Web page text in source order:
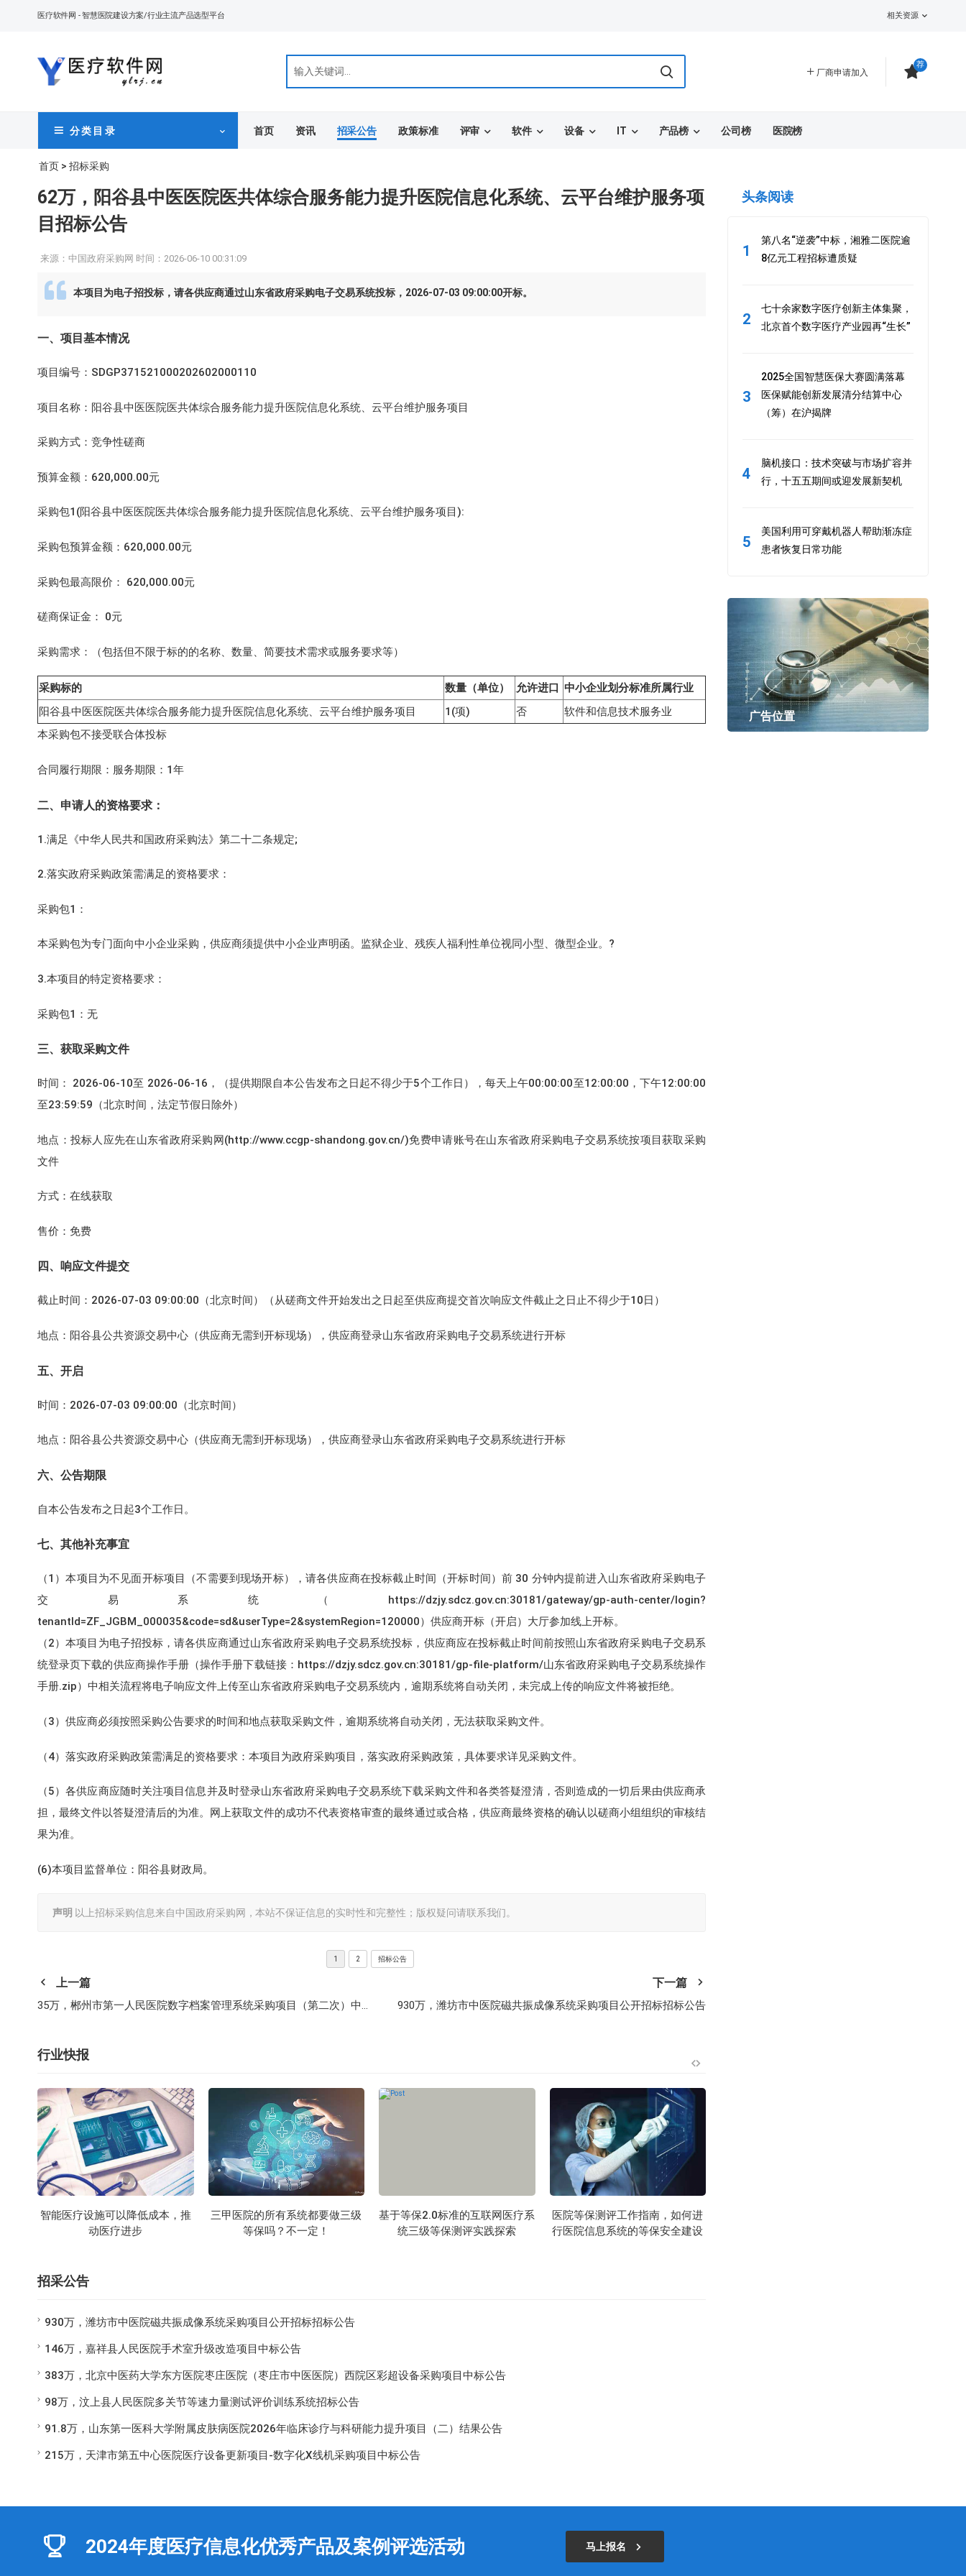
医疗软件网 - 智慧医院建设方案/行业主流产品选型平台 相关资源
厂商申请加入
荐
分 类 目 录 首页 资讯 招采公告 政策标准 评审 软件 设备 IT 产品榜 公司榜 医院榜
首页 > 招标采购
62万，阳谷县中医医院医共体综合服务能力提升医院信息化系统、云平台维护服务项
目招标公告
来源：中国政府采购网 时间：2026-06-10 00:31:09
本项目为电子招投标，请各供应商通过山东省政府采购电子交易系统投标，2026-07-03 09:00:00开标。
一、项目基本情况
项目编号：SDGP371521000202602000110
项目名称：阳谷县中医医院医共体综合服务能力提升医院信息化系统、云平台维护服务项目
采购方式：竞争性磋商
预算金额：620,000.00元
采购包1(阳谷县中医医院医共体综合服务能力提升医院信息化系统、云平台维护服务项目):
采购包预算金额：620,000.00元
采购包最高限价： 620,000.00元
磋商保证金： 0元
采购需求：（包括但不限于标的的名称、数量、简要技术需求或服务要求等）
采购标的 数量（单位） 允许进口 中小企业划分标准所属行业
阳谷县中医医院医共体综合服务能力提升医院信息化系统、云平台维护服务项目
1(项) 否
软件和信息技术服务业
本采购包不接受联合体投标
合同履行期限：服务期限：1年
二、申请人的资格要求：
1.满足《中华人民共和国政府采购法》第二十二条规定;
2.落实政府采购政策需满足的资格要求：
采购包1：
本采购包为专门面向中小企业采购，供应商须提供中小企业声明函。监狱企业、残疾人福利性单位视同小型、微型企业。?
3.本项目的特定资格要求：
采购包1：无
三、获取采购文件
时间： 2026-06-10至 2026-06-16，（提供期限自本公告发布之日起不得少于5个工作日），每天上午00:00:00至12:00:00，下午12:00:00
至23:59:59（北京时间，法定节假日除外）
地点：投标人应先在山东省政府采购网(http://www.ccgp-shandong.gov.cn/)免费申请账号在山东省政府采购电子交易系统按项目获取采购
文件
方式：在线获取
售价：免费
四、响应文件提交
截止时间：2026-07-03 09:00:00（北京时间）（从磋商文件开始发出之日起至供应商提交首次响应文件截止之日止不得少于10日）
地点：阳谷县公共资源交易中心（供应商无需到开标现场），供应商登录山东省政府采购电子交易系统进行开标
五、开启
时间：2026-07-03 09:00:00（北京时间）
地点：阳谷县公共资源交易中心（供应商无需到开标现场），供应商登录山东省政府采购电子交易系统进行开标
六、公告期限
自本公告发布之日起3个工作日。
七、其他补充事宜
（1）本项目为不见面开标项目（不需要到现场开标），请各供应商在投标截止时间（开标时间）前 30 分钟内提前进入山东省政府采购电子
交易系统（https://dzjy.sdcz.gov.cn:30181/gateway/gp-auth-center/login?
tenantId=ZF_JGBM_000035&code=sd&userType=2&systemRegion=120000）供应商开标（开启）大厅参加线上开标。
（2）本项目为电子招投标，请各供应商通过山东省政府采购电子交易系统投标，供应商应在投标截止时间前按照山东省政府采购电子交易系
统登录页下载的供应商操作手册（操作手册下载链接：https://dzjy.sdcz.gov.cn:30181/gp-file-platform/山东省政府采购电子交易系统操作
手册.zip）中相关流程将电子响应文件上传至山东省政府采购电子交易系统内，逾期系统将自动关闭，未完成上传的响应文件将被拒绝。
（3）供应商必须按照采购公告要求的时间和地点获取采购文件，逾期系统将自动关闭，无法获取采购文件。
（4）落实政府采购政策需满足的资格要求：本项目为政府采购项目，落实政府采购政策，具体要求详见采购文件。
（5）各供应商应随时关注项目信息并及时登录山东省政府采购电子交易系统下载采购文件和各类答疑澄清，否则造成的一切后果由供应商承
担，最终文件以答疑澄清后的为准。网上获取文件的成功不代表资格审查的最终通过或合格，供应商最终资格的确认以磋商小组组织的审核结
果为准。
(6)本项目监督单位：阳谷县财政局。
声明 以上招标采购信息来自中国政府采购网，本站不保证信息的实时性和完整性；版权疑问请联系我们。
1 2 招标公告
上一篇
35万，郴州市第一人民医院数字档案管理系统采购项目（第二次）中标公告
下一篇
930万，潍坊市中医院磁共振成像系统采购项目公开招标招标公告
行业快报
智能医疗设施可以降低成本，推
动医疗进步
三甲医院的所有系统都要做三级
等保吗？不一定！
基于等保2.0标准的互联网医疗系
统三级等保测评实践探索
医院等保测评工作指南，如何进
行医院信息系统的等保安全建设
招采公告
930万，潍坊市中医院磁共振成像系统采购项目公开招标招标公告
146万，嘉祥县人民医院手术室升级改造项目中标公告
383万，北京中医药大学东方医院枣庄医院（枣庄市中医医院）西院区彩超设备采购项目中标公告
98万，汶上县人民医院多关节等速力量测试评价训练系统招标公告
91.8万，山东第一医科大学附属皮肤病医院2026年临床诊疗与科研能力提升项目（二）结果公告
215万，天津市第五中心医院医疗设备更新项目-数字化X线机采购项目中标公告
头条阅读
1
第八名“逆袭”中标，湘雅二医院逾
8亿元工程招标遭质疑
2
七十余家数字医疗创新主体集聚，
北京首个数字医疗产业园再“生长”
3
2025全国智慧医保大赛圆满落幕
医保赋能创新发展清分结算中心
（筹）在沪揭牌
4
脑机接口：技术突破与市场扩容并
行，十五五期间或迎发展新契机
5
美国利用可穿戴机器人帮助渐冻症
患者恢复日常功能
广告位置
2024年度医疗信息化优秀产品及案例评选活动 马上报名